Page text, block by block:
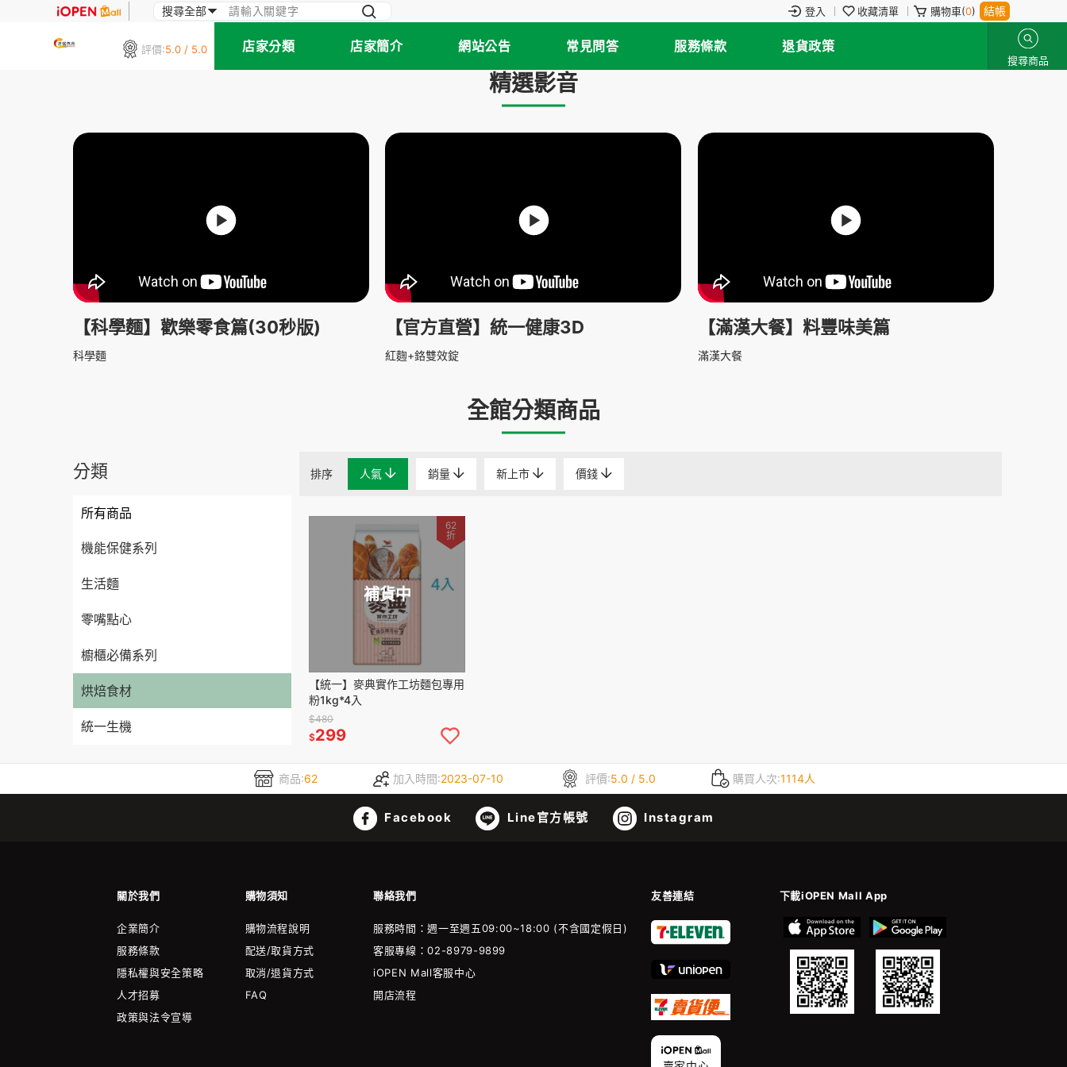
登入 收藏清單 購物車(0) 結帳
評價:5.0 / 5.0 店家分類 店家簡介 網站公告 常見問答 服務條款 退貨政策
搜尋商品
精選影音
【科學麵】歡樂零食篇(30秒版)
科學麵
【官方直營】統一健康3D
紅麴+鉻雙效錠
【滿漢大餐】料豐味美篇
滿漢大餐
全館分類商品
分類
所有商品
機能保健系列
生活麵
零嘴點心
櫥櫃必備系列
烘焙食材
統一生機
排序 人氣 銷量 新上市 價錢
補貨中
62
折
【統一】麥典實作工坊麵包專用
粉1kg*4入
$480
$299
商品:62 加入時間:2023-07-10 評價:5.0 / 5.0 購買人次:1114人
Facebook Line官方帳號 Instagram
關於我們 購物須知 聯絡我們 友善連結 下載iOPEN Mall App
企業簡介
服務條款
隱私權與安全策略
人才招募
政策與法令宣導
購物流程說明
配送/取貨方式
取消/退貨方式
FAQ
服務時間：週一至週五09:00~18:00 (不含國定假日)
客服專線：02-8979-9899
iOPEN Mall客服中心
開店流程